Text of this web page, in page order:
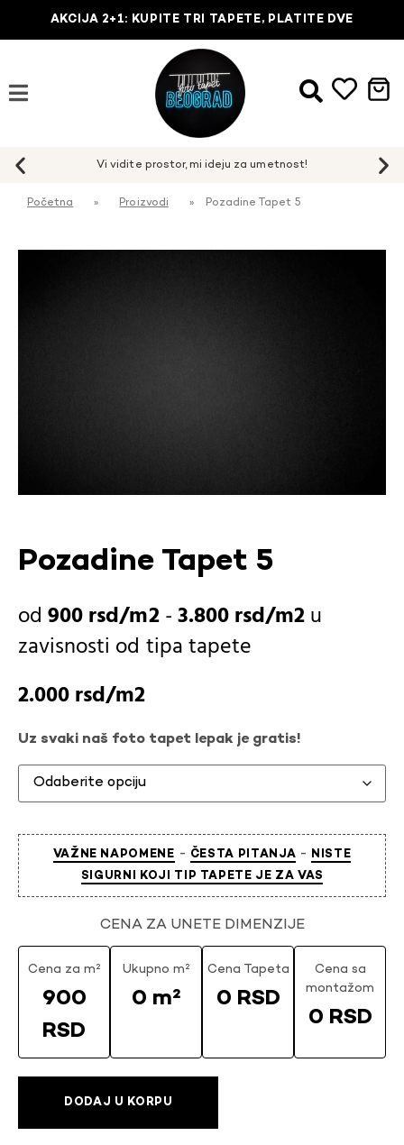
AKCIJA 2+1: KUPITE TRI TAPETE, PLATITE DVE
Početna » Proizvodi » Pozadine Tapet 5
Pozadine Tapet 5
900rsd -3.800rsd
u
zavisnosti od tipa tapete
2.000rsd
Uz svaki naš foto tapet lepak je gratis!
VAŽNE NAPOMENE - ČESTA PITANJA - NISTE
SIGURNI KOJI TIP TAPETE JE ZA VAS
CENA ZA UNETE DIMENZIJE
Cena za m²
900
RSD
Ukupno m²
0 m²
Cena Tapeta
0 RSD
Cena sa
montažom
0 RSD
DODAJ U KORPU